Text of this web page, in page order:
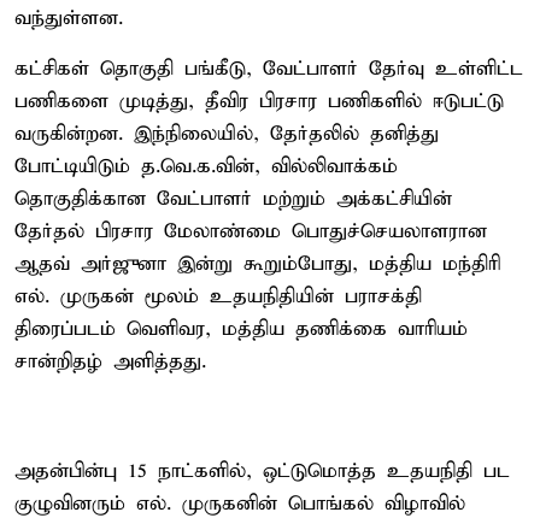
வந்துள்ளன.
கட்சிகள் தொகுதி பங்கீடு, வேட்பாளர் தேர்வு உள்ளிட்ட
பணிகளை முடித்து, தீவிர பிரசார பணிகளில் ஈடுபட்டு
வருகின்றன. இந்நிலையில், தேர்தலில் தனித்து
போட்டியிடும் த.வெ.க.வின், வில்லிவாக்கம்
தொகுதிக்கான வேட்பாளர் மற்றும் அக்கட்சியின்
தேர்தல் பிரசார மேலாண்மை பொதுச்செயலாளரான
ஆதவ் அர்ஜுனா இன்று கூறும்போது, மத்திய மந்திரி
எல். முருகன் மூலம் உதயநிதியின் பராசக்தி
திரைப்படம் வெளிவர, மத்திய தணிக்கை வாரியம்
சான்றிதழ் அளித்தது.
அதன்பின்பு 15 நாட்களில், ஒட்டுமொத்த உதயநிதி பட
குழுவினரும் எல். முருகனின் பொங்கல் விழாவில்